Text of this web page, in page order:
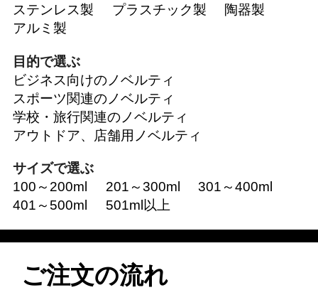
ステンレス製
プラスチック製
陶器製
アルミ製
目的で選ぶ
ビジネス向けのノベルティ
スポーツ関連のノベルティ
学校・旅行関連のノベルティ
アウトドア、店舗用ノベルティ
サイズで選ぶ
100～200ml
201～300ml
301～400ml
401～500ml
501ml以上
ご注文の流れ